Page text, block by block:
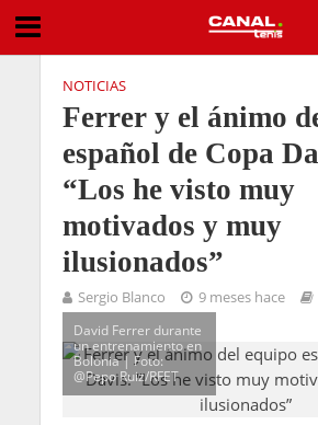
NOTICIAS
Ferrer y el ánimo
español de Copa
“Los he visto muy
motivados y muy
ilusionados”
Sergio Blanco 9 meses hace
David Ferrer durante
un entrenamiento en
Bolonia | Foto:
@Pepo Ruiz/RFET